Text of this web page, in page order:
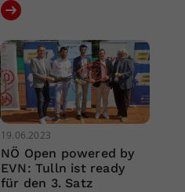
19.06.2023
NÖ Open powered by
EVN: Tulln ist ready
für den 3. Satz